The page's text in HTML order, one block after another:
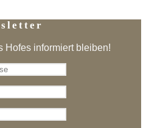
Hofes informiert bleiben!